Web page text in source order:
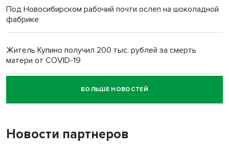
Под Новосибирском рабочий почти ослеп на шоколадной
фабрике
Житель Купино получил 200 тыс. рублей за смерть
матери от COVID-19
Новосибирский суд наказал водителя за смерть
пенсионерки на вокзале
«Мы живём на пастбище!»: в новосибирском селе лошади
терроризируют жителей
БОЛЬШЕ НОВОСТЕЙ
Новости партнеров